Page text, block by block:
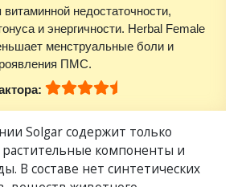
витаминной недостаточности,
и энергичности. Herbal Female
менструальные боли и
ПМС.
Solgar содержит только
растительные компоненты и
В составе нет синтетических